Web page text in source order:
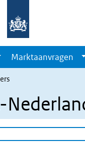
Marktaanvragen